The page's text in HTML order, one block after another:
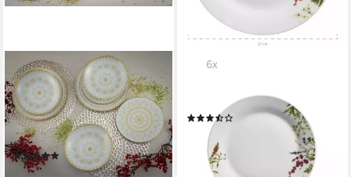
CREATABLE
Teller-Set Mandala Gold (12-
tlg), 4 Personen, Steinzeug,
Teller Set, goldene
orientalische Motive, 12 Teile,
für 4 Personen
(4)
ab 73,47 € UVP169,99 €
MÄSER
(18-tlg), 6 Personen, Porzellan
(3)
67,99 €
-36%
lieferbar - in 3-4 Werktagen bei dir